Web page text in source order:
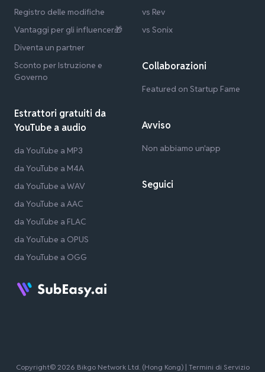
Registro delle modifiche
Vantaggi per gli influencer🎁
Diventa un partner
Sconto per Istruzione e
Governo
Estrattori gratuiti da
YouTube a audio
da YouTube a MP3
da YouTube a M4A
da YouTube a WAV
da YouTube a AAC
da YouTube a FLAC
da YouTube a OPUS
da YouTube a OGG
vs Rev
vs Sonix
Collaborazioni
Featured on Startup Fame
Avviso
Non abbiamo un'app
Seguici
Copyright© 2026 Bikgo Network Ltd. (Hong Kong) | Termini di Servizio